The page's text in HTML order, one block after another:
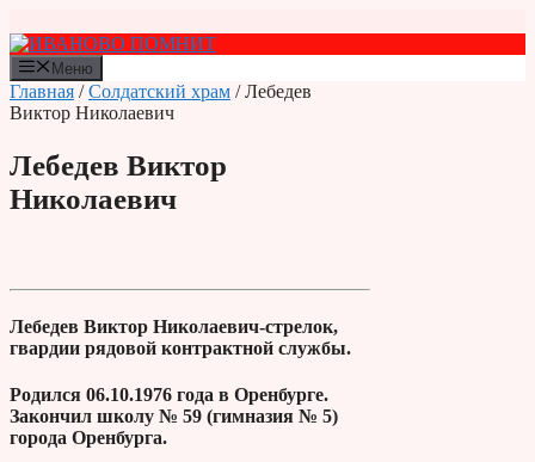
к
содержимому
Меню
Главная /Солдатский храм / Лебедев
Виктор Николаевич
Лебедев Виктор
Николаевич
Лебедев Виктор Николаевич-стрелок,
гвардии рядовой контрактной службы.
Родился 06.10.1976 года в Оренбурге.
Закончил школу № 59 (гимназия № 5)
города Оренбурга.